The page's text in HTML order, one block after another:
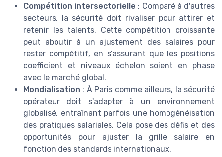
Compétition intersectorielle : Comparé à d'autres
secteurs, la sécurité doit rivaliser pour attirer et
retenir les talents. Cette compétition croissante
peut aboutir à un ajustement des salaires pour
rester compétitif, en s'assurant que les positions
coefficient et niveaux échelon soient en phase
avec le marché global.
Mondialisation : À Paris comme ailleurs, la sécurité
opérateur doit s'adapter à un environnement
globalisé, entraînant parfois une homogénéisation
des pratiques salariales. Cela pose des défis et des
opportunités pour ajuster la grille salaire en
fonction des standards internationaux.